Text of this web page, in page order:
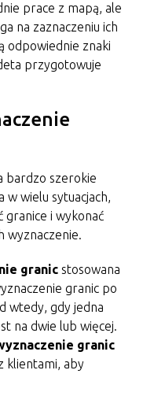
prace z mapą, ale
na zaznaczeniu ich
odpowiednie znaki
przygotowuje
bardzo szerokie
w wielu sytuacjach,
i wykonać
wyznaczenie.
granic stosowana
granic po
wtedy, gdy jedna
na dwie lub więcej.
granic
klientami, aby